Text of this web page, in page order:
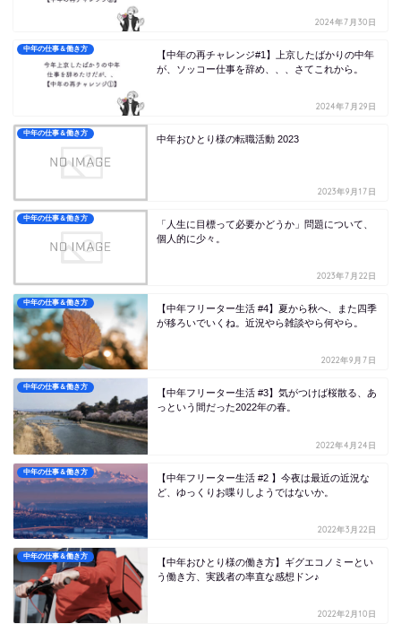
2024年7月30日
中年の仕事＆働き方
【中年の再チャレンジ#1】上京したばかりの中年
が、ソッコー仕事を辞め、、、さてこれから。
2024年7月29日
中年の仕事＆働き方
中年おひとり様の転職活動 2023
2023年9月17日
中年の仕事＆働き方
「人生に目標って必要かどうか」問題について、
個人的に少々。
2023年7月22日
中年の仕事＆働き方
【中年フリーター生活 #4】夏から秋へ、また四季
が移ろいでいくね。近況やら雑談やら何やら。
2022年9月7日
中年の仕事＆働き方
【中年フリーター生活 #3】気がつけば桜散る、あ
っという間だった2022年の春。
2022年4月24日
中年の仕事＆働き方
【中年フリーター生活 #2 】今夜は最近の近況な
ど、ゆっくりお喋りしようではないか。
2022年3月22日
中年の仕事＆働き方
【中年おひとり様の働き方】ギグエコノミーとい
う働き方、実践者の率直な感想ドン♪
2022年2月10日